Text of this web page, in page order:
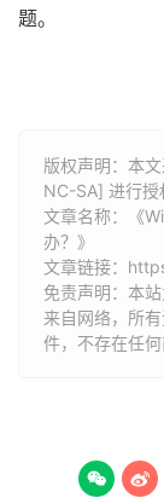
题。
版权声明：本
NC-SA] 进行授
文章名称：《
办？》
文章链接：
免责声明：本
来自网络，所
件，不存在任何
 